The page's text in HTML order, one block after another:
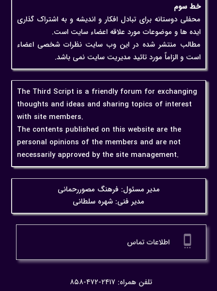
خط سوم
محفلی دوستانه برای تبادل افکار و اندیشه و به اشتراک گذاری
ایده ها و موضوعات مورد علاقه اعضاء سایت است.
مطالب منتشر شده در این وب سایت نظرات شخصی اعضاء
است و الزاماً مورد تائید مدیریت سایت نمی باشد.
The Third Script is a friendly forum for exchanging
thoughts and ideas and sharing topics of interest
with site members.
The contents published on this website are the
personal opinions of the members and are not
necessarily approved by the site management.
مدیر مسئول: فرهنگ مصوررحمانی
مدیر فنی: شهره سلطانی
settings_cell اطلاعات تماس
تلفن همراه: ۲۴۱۷-۴۷۲-۸۵۸